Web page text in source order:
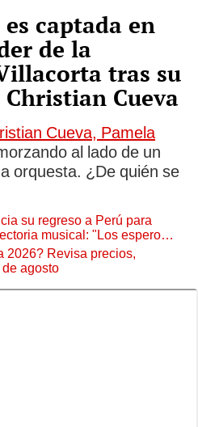
captada en
de la
tras su
Cueva
Cueva, Pamela
al lado de un
orquesta. ¿De quién se
su regreso a Perú para
musical: "Los espero
2026? Revisa precios,
agosto